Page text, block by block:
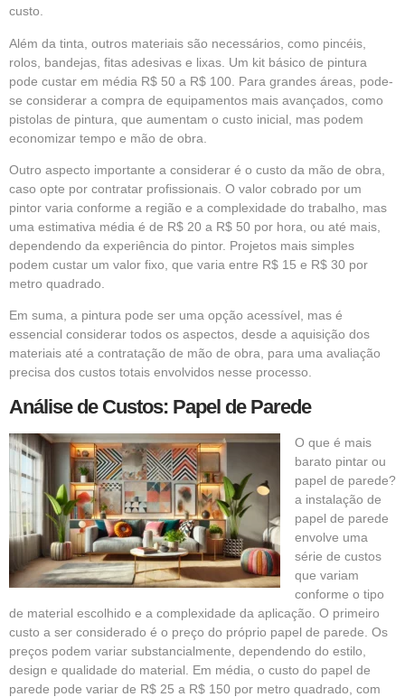
custo.
Além da tinta, outros materiais são necessários, como pincéis,
rolos, bandejas, fitas adesivas e lixas. Um kit básico de pintura
pode custar em média R$ 50 a R$ 100. Para grandes áreas, pode-
se considerar a compra de equipamentos mais avançados, como
pistolas de pintura, que aumentam o custo inicial, mas podem
economizar tempo e mão de obra.
Outro aspecto importante a considerar é o custo da mão de obra,
caso opte por contratar profissionais. O valor cobrado por um
pintor varia conforme a região e a complexidade do trabalho, mas
uma estimativa média é de R$ 20 a R$ 50 por hora, ou até mais,
dependendo da experiência do pintor. Projetos mais simples
podem custar um valor fixo, que varia entre R$ 15 e R$ 30 por
metro quadrado.
Em suma, a pintura pode ser uma opção acessível, mas é
essencial considerar todos os aspectos, desde a aquisição dos
materiais até a contratação de mão de obra, para uma avaliação
precisa dos custos totais envolvidos nesse processo.
Análise de Custos: Papel de Parede
O que é mais
barato pintar ou
papel de parede?
a instalação de
papel de parede
envolve uma
série de custos
que variam
conforme o tipo
de material escolhido e a complexidade da aplicação. O primeiro
custo a ser considerado é o preço do próprio papel de parede. Os
preços podem variar substancialmente, dependendo do estilo,
design e qualidade do material. Em média, o custo do papel de
parede pode variar de R$ 25 a R$ 150 por metro quadrado, com